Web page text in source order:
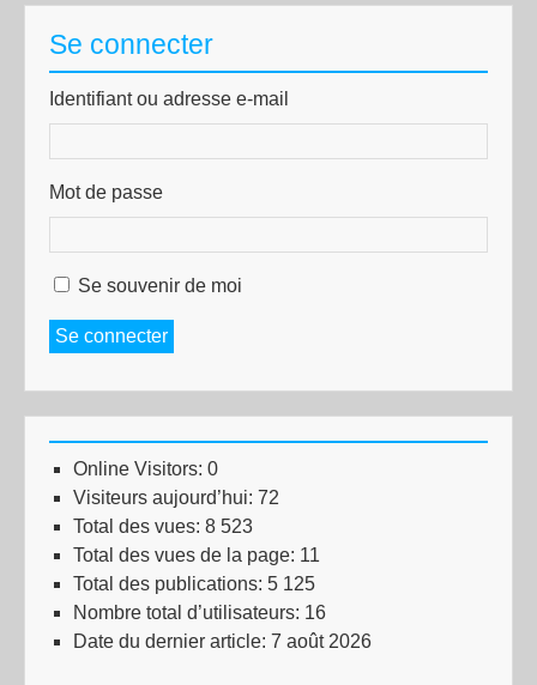
Se connecter
Identifiant ou adresse e-mail
Mot de passe
Se souvenir de moi
Se connecter
Online Visitors: 0
Visiteurs aujourd’hui: 72
Total des vues: 8 523
Total des vues de la page: 11
Total des publications: 5 125
Nombre total d’utilisateurs: 16
Date du dernier article: 7 août 2026